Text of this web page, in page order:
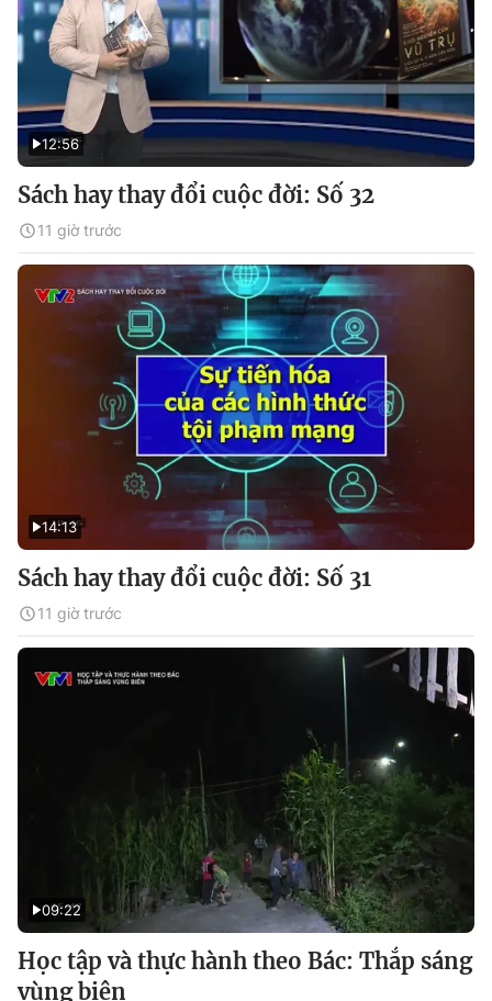
12:56
Sách hay thay đổi cuộc đời: Số 32
11 giờ trước
14:13
Sách hay thay đổi cuộc đời: Số 31
11 giờ trước
09:22
Học tập và thực hành theo Bác: Thắp sáng
vùng biên